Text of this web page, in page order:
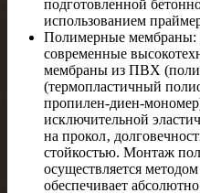
подготовленной
использованием
Полимерные мембраны:
современные
мембраны из ПВХ
(термопластичный
пропилен-диен-
исключительной
на прокол‚
стойкостью. Монтаж
осуществляется
обеспечивает